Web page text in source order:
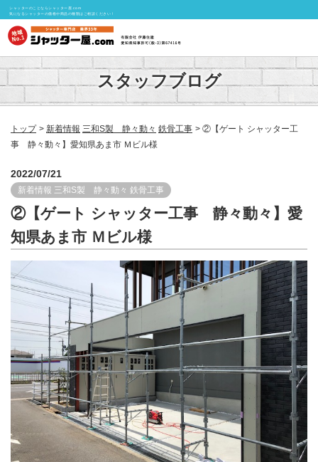
シャッターのことならシャッター屋.com
気になるシャッターの価格や商品の種類はご相談ください！
スタッフブログ
トップ 新着情報 三和S製 静々動々 鉄骨工事
②【ゲート シャッター工
事 静々動々】愛知県あま市 Ｍビル様
2022/07/21
新着情報 三和S製 静々動々 鉄骨工事
②【ゲート シャッター工事 静々動々】愛
知県あま市 Ｍビル様